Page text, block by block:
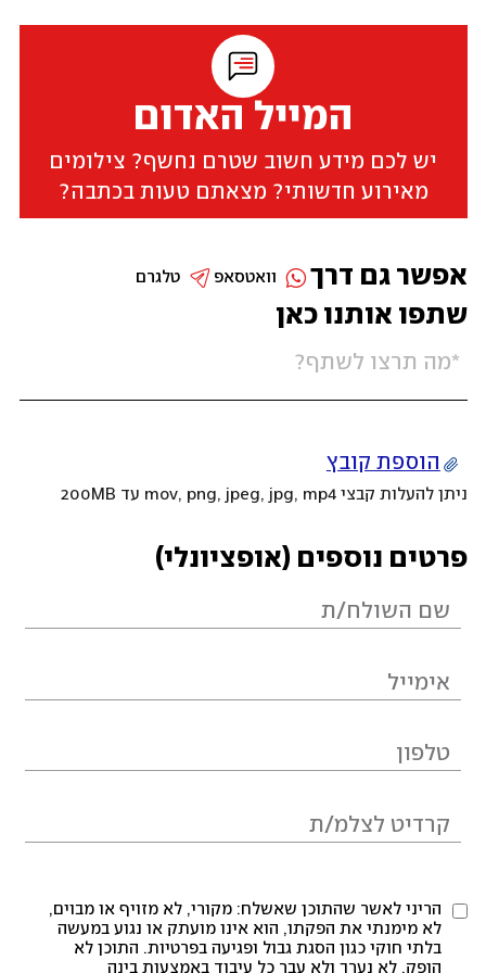
המייל האדום
יש לכם מידע חשוב שטרם נחשף? צילומים
מאירוע חדשותי? מצאתם טעות בכתבה?
שתפו אותנו כאן
הוספת קובץ
ניתן להעלות קבצי mov, png, jpeg, jpg, mp4 עד 200MB
פרטים נוספים (אופציונלי)
הריני לאשר שהתוכן שאשלח: מקורי, לא מזויף או מבוים,
לא מימנתי את הפקתו, הוא אינו מועתק או נגוע במעשה
בלתי חוקי כגון הסגת גבול ופגיעה בפרטיות. התוכן לא
הופק, לא נערך ולא עבר כל עיבוד באמצעות בינה
אפשר גם דרך טלגרם וואטסאפ